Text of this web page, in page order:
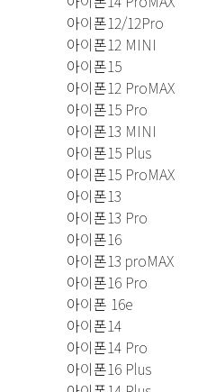
아이폰12/12Pro
아이폰12 MINI
아이폰15
아이폰12 ProMAX
아이폰15 Pro
아이폰13 MINI
아이폰15 Plus
아이폰15 ProMAX
아이폰13
아이폰13 Pro
아이폰16
아이폰13 proMAX
아이폰16 Pro
아이폰 16e
아이폰14
아이폰14 Pro
아이폰16 Plus